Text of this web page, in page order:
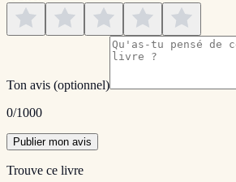
Ton avis (optionnel)
0/1000
Publier mon avis
Trouve ce livre